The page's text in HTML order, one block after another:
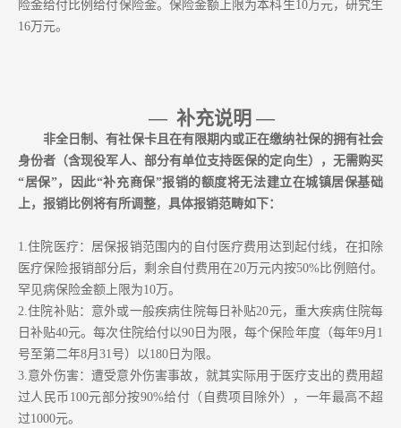
险金给付比例给付保险金。保险金额上限为本科生10万元，研究生
16万元。
— 补充说明 —
非全日制、有社保卡且在有限期内或正在缴纳社保的拥有社会
身份者（含现役军人、部分有单位支持医保的定向生），无需购买
“居保”，因此“补充商保”报销的额度将无法建立在城镇居保基础
上，报销比例将有所调整， 具体报销范畴如下：
1.住院医疗：居保报销范围内的自付医疗费用达到起付线，在扣除
医疗保险报销部分后，剩余自付费用在20万元内按50%比例赔付。
罕见病保险金额上限为10万。
2.住院补贴：意外或一般疾病住院每日补贴20元，重大疾病住院每
日补贴40元。每次住院给付以90日为限，每个保险年度（每年9月1
号至第二年8月31号）以180日为限。
3.意外伤害：遭受意外伤害事故，就其实际用于医疗支出的费用超
过人民币 100元部分按90%给付（自费项目除外），一年最高不超
过1000元。